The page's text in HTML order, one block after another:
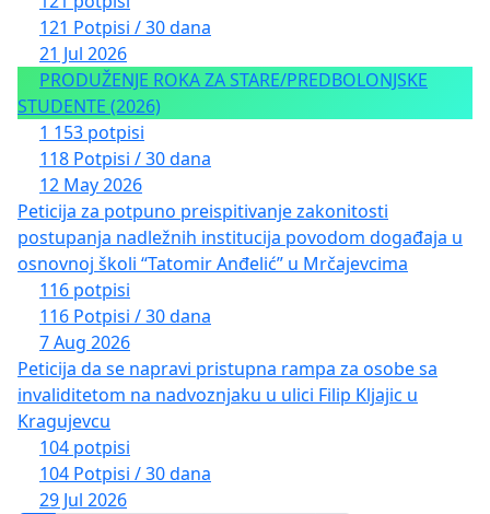
121 Potpisi / 30 dana
21 Jul 2026
PRODUŽENJE ROKA ZA STARE/PREDBOLONJSKE
STUDENTE (2026)
1 153 potpisi
118 Potpisi / 30 dana
12 May 2026
Peticija za potpuno preispitivanje zakonitosti
postupanja nadležnih institucija povodom događaja u
osnovnoj školi “Tatomir Anđelić” u Mrčajevcima
116 potpisi
116 Potpisi / 30 dana
7 Aug 2026
Peticija da se napravi pristupna rampa za osobe sa
invaliditetom na nadvoznjaku u ulici Filip Kljajic u
Kragujevcu
104 potpisi
104 Potpisi / 30 dana
29 Jul 2026